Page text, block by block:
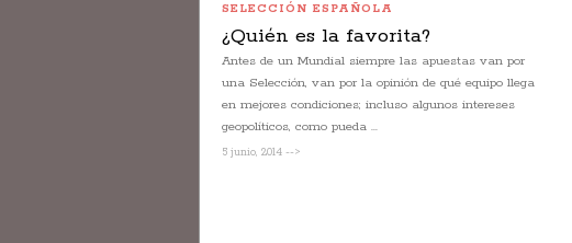
SELECCIÓN ESPAÑOLA
¿Quién es la favorita?
Antes de un Mundial siempre las apuestas van por
una Selección, van por la opinión de qué equipo llega
en mejores condiciones; incluso algunos intereses
geopolíticos, como pueda ...
5 junio, 2014 -->